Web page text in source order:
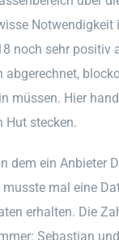
Notwendigkeit
noch sehr positiv
abgerechnet,
müssen. Hier
Hut stecken.
dem ein Anbieter
mal eine
erhalten. Die
Sebastian